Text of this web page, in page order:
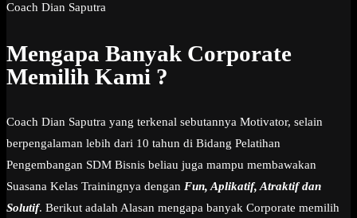
Coach Dian Saputra
Mengapa Banyak Corporate
Memilih Kami ?
Coach Dian Saputra yang terkenal sebutannya Motivator, selain
berpengalaman lebih dari 10 tahun di Bidang Pelatihan
Pengembangan SDM Bisnis beliau juga mampu membawakan
Suasana Kelas Trainingnya dengan Fun, Aplikatif, Atraktif dan
Solutif. Berikut adalah Alasan mengapa banyak Corporate memilih